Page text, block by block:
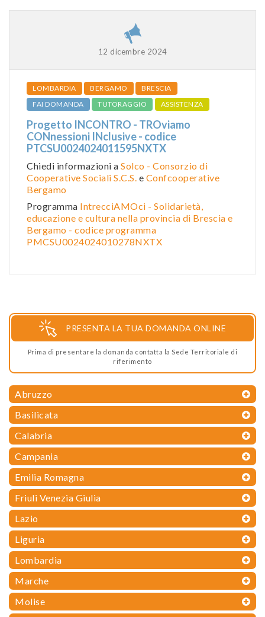
12 dicembre 2024
LOMBARDIA BERGAMO
BRESCIA
FAI DOMANDA
TUTORAGGIO ASSISTENZA
Progetto INCONTRO - TROviamo
CONnessioni INclusive - codice
PTCSU0024024011595NXTX
Chiedi informazioni a Solco - Consorzio di
Cooperative Sociali S.C.S. e Confcooperative
Bergamo
Programma IntrecciAMOci - Solidarietà,
educazione e cultura nella provincia di Brescia e
Bergamo - codice programma
PMCSU0024024010278NXTX
PRESENTA LA TUA DOMANDA ONLINE
Prima di presentare la domanda contatta la Sede Territoriale di
riferimento
Abruzzo
Basilicata
Calabria
Campania
Emilia Romagna
Friuli Venezia Giulia
Lazio
Liguria
Lombardia
Marche
Molise